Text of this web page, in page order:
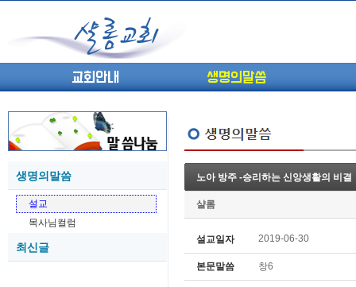
교회안내 생명의말씀
생명의말씀
설교
목사님컬럼
최신글
05-26 (고린도전서12) 고전7:23-40 ...
05-20 (고린도전서10) 고전6:1~11 ...
05-20 (고린도전서9) 고전5:1-13 ...
노아 방주 -승리하는 신앙생활의 비결
샬롬
설교일자 2019-06-30
본문말씀 창6